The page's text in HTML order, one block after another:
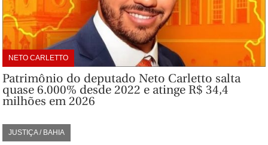
NETO CARLETTO
Patrimônio do deputado Neto Carletto salta
quase 6.000% desde 2022 e atinge R$ 34,4
milhões em 2026
JUSTIÇA / BAHIA